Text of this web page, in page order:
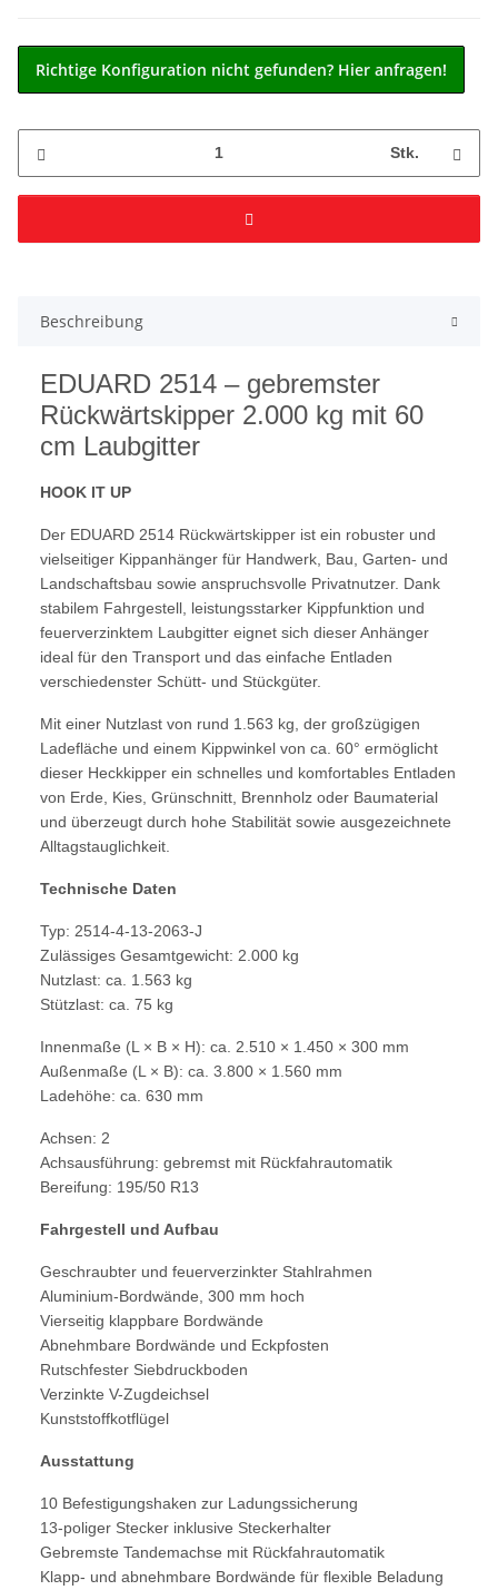
Richtige Konfiguration nicht gefunden? Hier anfragen!
Stk.
Beschreibung
EDUARD 2514 – gebremster
Rückwärtskipper 2.000 kg mit 60
cm Laubgitter
HOOK IT UP
Der EDUARD 2514 Rückwärtskipper ist ein robuster und
vielseitiger Kippanhänger für Handwerk, Bau, Garten- und
Landschaftsbau sowie anspruchsvolle Privatnutzer. Dank
stabilem Fahrgestell, leistungsstarker Kippfunktion und
feuerverzinktem Laubgitter eignet sich dieser Anhänger
ideal für den Transport und das einfache Entladen
verschiedenster Schütt- und Stückgüter.
Mit einer Nutzlast von rund 1.563 kg, der großzügigen
Ladefläche und einem Kippwinkel von ca. 60° ermöglicht
dieser Heckkipper ein schnelles und komfortables Entladen
von Erde, Kies, Grünschnitt, Brennholz oder Baumaterial
und überzeugt durch hohe Stabilität sowie ausgezeichnete
Alltagstauglichkeit.
Technische Daten
Typ: 2514-4-13-2063-J
Zulässiges Gesamtgewicht: 2.000 kg
Nutzlast: ca. 1.563 kg
Stützlast: ca. 75 kg
Innenmaße (L × B × H): ca. 2.510 × 1.450 × 300 mm
Außenmaße (L × B): ca. 3.800 × 1.560 mm
Ladehöhe: ca. 630 mm
Achsen: 2
Achsausführung: gebremst mit Rückfahrautomatik
Bereifung: 195/50 R13
Fahrgestell und Aufbau
Geschraubter und feuerverzinkter Stahlrahmen
Aluminium-Bordwände, 300 mm hoch
Vierseitig klappbare Bordwände
Abnehmbare Bordwände und Eckpfosten
Rutschfester Siebdruckboden
Verzinkte V-Zugdeichsel
Kunststoffkotflügel
Ausstattung
10 Befestigungshaken zur Ladungssicherung
13-poliger Stecker inklusive Steckerhalter
Gebremste Tandemachse mit Rückfahrautomatik
Klapp- und abnehmbare Bordwände für flexible Beladung